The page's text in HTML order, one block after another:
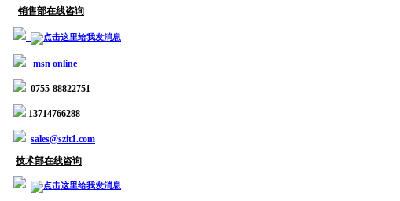
销售部在线咨询
msn online
0755-88822751
13714766288
sales@szit1.com
技术部在线咨询